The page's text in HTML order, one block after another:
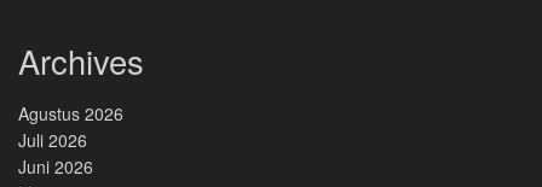
Archives
Agustus 2026
Juli 2026
Juni 2026